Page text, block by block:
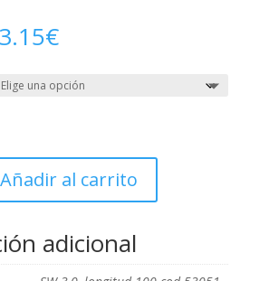
€Rango
de
precios:
desde
13.15€
Añadir al carrito
adicional